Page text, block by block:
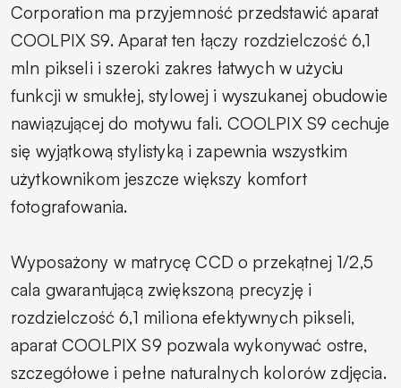
Corporation ma przyjemność przedstawić aparat
COOLPIX S9. Aparat ten łączy rozdzielczość 6,1
mln pikseli i szeroki zakres łatwych w użyciu
funkcji w smukłej, stylowej i wyszukanej obudowie
nawiązującej do motywu fali. COOLPIX S9 cechuje
się wyjątkową stylistyką i zapewnia wszystkim
użytkownikom jeszcze większy komfort
fotografowania.
Wyposażony w matrycę CCD o przekątnej 1/2,5
cala gwarantującą zwiększoną precyzję i
rozdzielczość 6,1 miliona efektywnych pikseli,
aparat COOLPIX S9 pozwala wykonywać ostre,
szczegółowe i pełne naturalnych kolorów zdjęcia.